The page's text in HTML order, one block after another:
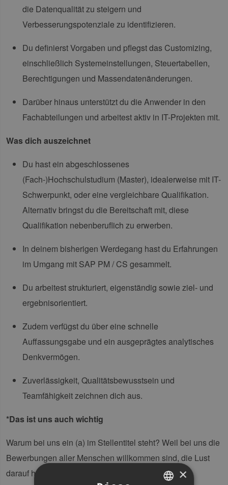
die Datenqualität zu steigern und
Verbesserungspotenziale zu identifizieren.
Du definierst Vorgaben und pflegst das Customizing,
einschließlich Systemeinstellungen, Steuertabellen,
Berechtigungen und Massendatenänderungen.
Darüber hinaus unterstützt du die Anwender in den
Fachabteilungen und arbeitest aktiv in IT-Projekten mit.
Was dich auszeichnet
Du hast ein abgeschlossenes
(Fach-)Hochschulstudium (Master), idealerweise mit IT-
Schwerpunkt, oder eine vergleichbare Qualifikation.
Alternativ bringst du die Bereitschaft mit, diese
Qualifikation nebenberuflich zu erwerben.
In deinem bisherigen Werdegang hast du Erfahrungen
im Umgang mit SAP PM / CS gesammelt.
Du arbeitest strukturiert, eigenständig sowie ziel- und
ergebnisorientiert.
Zudem verfügst du über eine schnelle
Auffassungsgabe und ein ausgeprägtes analytisches
Denkvermögen.
Zuverlässigkeit, Qualitätsbewusstsein und
Teamfähigkeit zeichnen dich aus.
*Das ist uns auch wichtig
Warum bei uns ein (a) im Stellentitel steht? Weil bei uns die
Bewerbungen aller Menschen willkommen sind, die Lust
darauf haben, uns mit ihren vielfältigen Talenten ×